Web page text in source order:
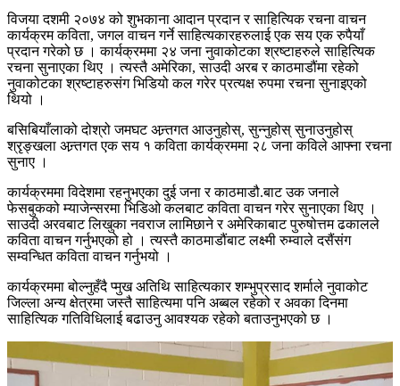
विजया दशमी २०७४ को शुभकाना आदान प्रदान र साहित्यिक रचना वाचन
कार्यक्रम कविता, जगल वाचन गर्ने साहित्यकारहरुलाई एक सय एक रुपैयाँ
प्रदान गरेको छ । कार्यक्रममा २४ जना नुवाकोटका श्रष्टाहरुले साहित्यिक
रचना सुनाएका थिए । त्यस्तै अमेरिका, साउदी अरब र काठमाडौंमा रहेको
नुवाकोटका श्रष्टाहरुसंग भिडियो कल गरेर प्रत्यक्ष रुपमा रचना सुनाइएको
थियो ।
बसिबियाँलाको दोश्रो जमघट अन्र्तगत आउनुहोस्, सुन्नुहोस् सुनाउनुहोस्
श्रृङ्खला अन्र्तगत एक सय १ कविता कार्यक्रममा २८ जना कविले आफ्ना रचना
सुनाए ।
कार्यक्रममा विदेशमा रहनुभएका दुई जना र काठमाडौ.बाट उक जनाले
फेसबुकको म्याजेन्सरमा भिडिओ कलबाट कविता वाचन गरेर सुनाएका थिए ।
साउदी अरवबाट लिखुका नवराज लामिछाने र अमेरिकाबाट पुरुषोत्तम ढकालले
कविता वाचन गर्नुभएको हो । त्यस्तै काठमाडौंबाट लक्ष्मी रुम्वाले दसैंसंग
सम्वन्धित कविता वाचन गर्नुभयो ।
कार्यक्रममा बोल्नुहँदै प्मुख अतिथि साहित्यकार शम्भुप्रसाद शर्माले नुवाकोट
जिल्ला अन्य क्षेत्रमा जस्तै साहित्यमा पनि अब्बल रहेको र अवका दिनमा
साहित्यिक गतिविधिलाई बढाउनु आवश्यक रहेको बताउनुभएको छ ।